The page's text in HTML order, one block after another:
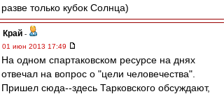
разве только кубок Солнца)
Край -
01 июн 2013 17:49
На одном спартаковском ресурсе на днях
отвечал на вопрос о "цели человечества".
Пришел сюда--здесь Тарковского обсуждают,